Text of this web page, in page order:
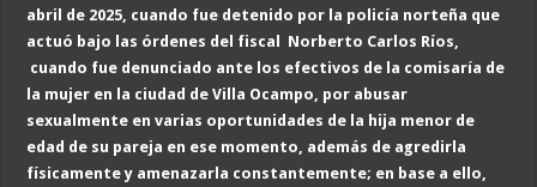
abril de 2025, cuando fue detenido por la policía norteña que
actuó bajo las órdenes del fiscal Norberto Carlos Ríos,
cuando fue denunciado ante los efectivos de la comisaría de
la mujer en la ciudad de Villa Ocampo, por abusar
sexualmente en varias oportunidades de la hija menor de
edad de su pareja en ese momento, además de agredirla
físicamente y amenazarla constantemente; en base a ello,